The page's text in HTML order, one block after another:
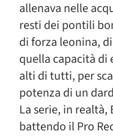
allenava nelle
resti dei pontili
di forza leonina,
quella capacità di
alti di tutti, per
potenza di un
La serie, in realtà,
battendo il Pro